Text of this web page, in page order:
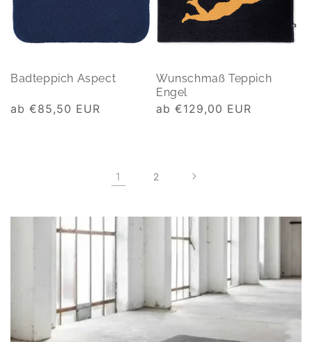
Badteppich Aspect
Normaler
ab €85,50 EUR
Wunschmaß Teppich
Engel
Normaler
ab €129,00 EUR
1 2